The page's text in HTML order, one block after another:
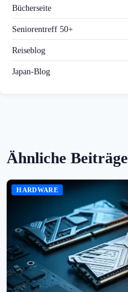
Bücherseite
Seniorentreff 50+
Reiseblog
Japan-Blog
Ähnliche Beiträge
HARDWARE